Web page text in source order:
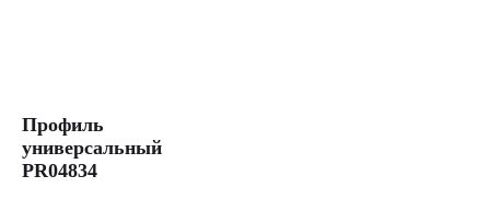
Профиль
универсальный
PR04834